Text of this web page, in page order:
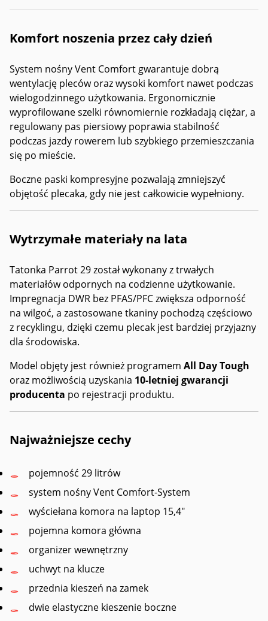
Komfort noszenia przez cały dzień
System nośny Vent Comfort gwarantuje dobrą
wentylację pleców oraz wysoki komfort nawet podczas
wielogodzinnego użytkowania. Ergonomicznie
wyprofilowane szelki równomiernie rozkładają ciężar, a
regulowany pas piersiowy poprawia stabilność
podczas jazdy rowerem lub szybkiego przemieszczania
się po mieście.
Boczne paski kompresyjne pozwalają zmniejszyć
objętość plecaka, gdy nie jest całkowicie wypełniony.
Wytrzymałe materiały na lata
Tatonka Parrot 29 został wykonany z trwałych
materiałów odpornych na codzienne użytkowanie.
Impregnacja DWR bez PFAS/PFC zwiększa odporność
na wilgoć, a zastosowane tkaniny pochodzą częściowo
z recyklingu, dzięki czemu plecak jest bardziej przyjazny
dla środowiska.
Model objęty jest również programem All Day Tough
oraz możliwością uzyskania 10-letniej gwarancji
producenta po rejestracji produktu.
Najważniejsze cechy
pojemność 29 litrów
system nośny Vent Comfort-System
wyściełana komora na laptop 15,4″
pojemna komora główna
organizer wewnętrzny
uchwyt na klucze
przednia kieszeń na zamek
dwie elastyczne kieszenie boczne